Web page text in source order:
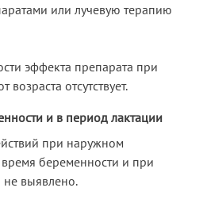
или лучевую терапию
эффекта препарата при
отсутствует.
и в период лактации
при наружном
беременности и при
не выявлено.